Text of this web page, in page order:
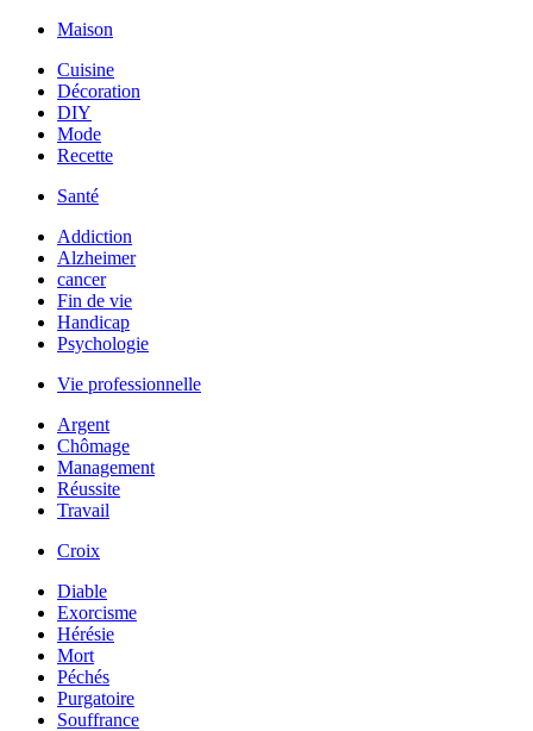
Maison
Cuisine
Décoration
DIY
Mode
Recette
Santé
Addiction
Alzheimer
cancer
Fin de vie
Handicap
Psychologie
Vie professionnelle
Argent
Chômage
Management
Réussite
Travail
Croix
Diable
Exorcisme
Hérésie
Mort
Péchés
Purgatoire
Souffrance